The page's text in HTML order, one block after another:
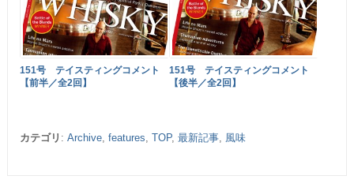
151号 テイスティングコメント
【前半／全2回】
151号 テイスティングコメント
【後半／全2回】
カテゴリ : Archive, features TOP, 最新記事, 風味